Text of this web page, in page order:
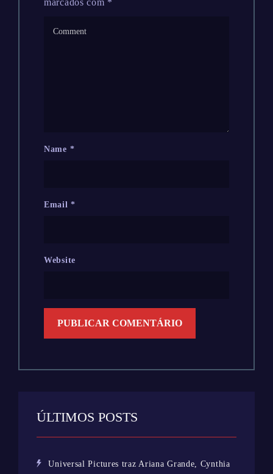
Name *
Email*
Website
ÚLTIMOS POSTS
Universal Pictures traz Ariana Grande, Cynthia